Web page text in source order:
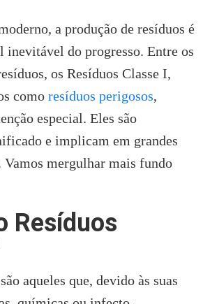
a produção de resíduos é
inevitável do progresso. Entre os
os Resíduos Classe I,
como resíduos perigosos,
especial. Eles são
e implicam em grandes
Vamos mergulhar mais fundo
Resíduos
aqueles que, devido às suas